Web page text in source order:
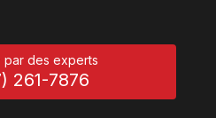
par des experts
261-7876